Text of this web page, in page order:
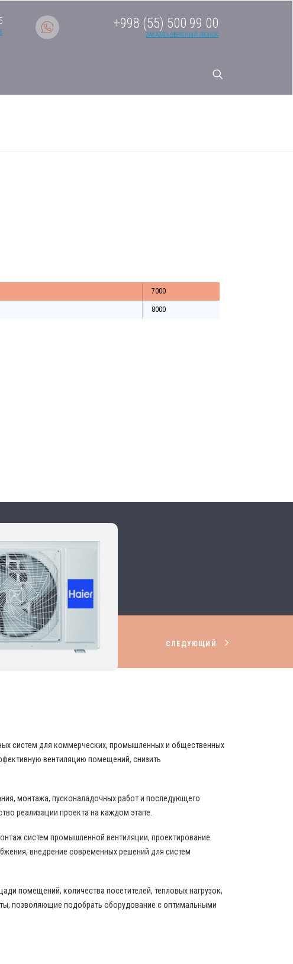
+998 (55) 500 99 00
ЗАКАЗАТЬ ОБРАТНЫЙ ЗВОНОК
7000
8000
СЛЕДУЮЩИЙ
систем для коммерческих, промышленных и общественных
вентиляцию помещений, снизить
монтажа, пусконаладочных работ и последующего
реализации проекта на каждом этапе.
систем промышленной вентиляции, проектирование
внедрение современных решений для систем
помещений, количества посетителей, тепловых нагрузок,
позволяющие подобрать оборудование с оптимальными